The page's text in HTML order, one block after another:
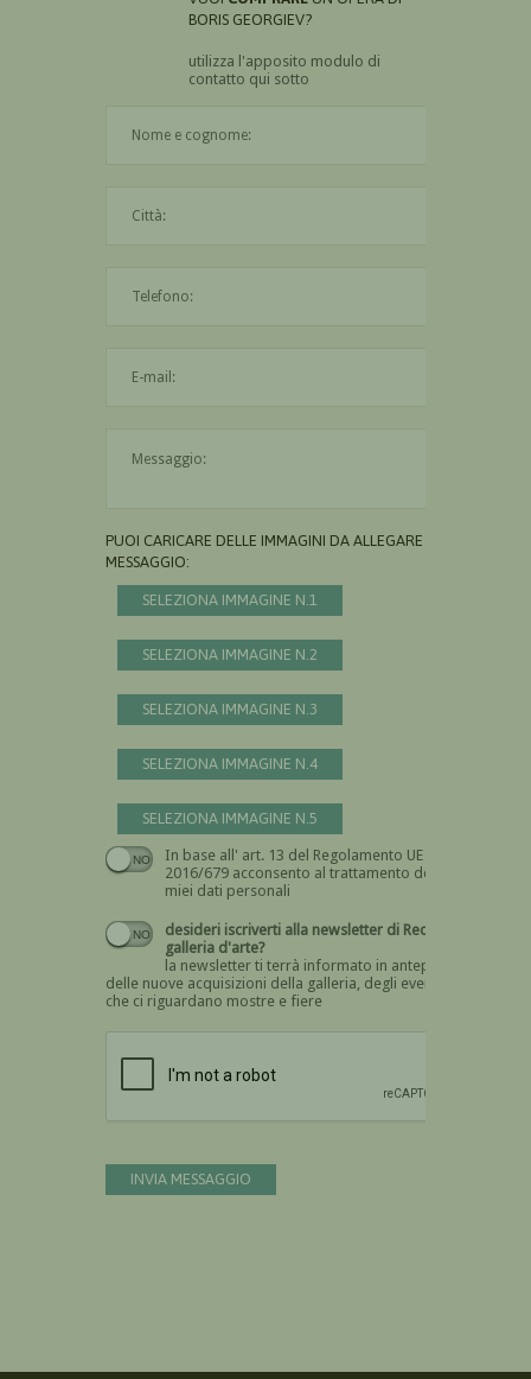
BORIS GEORGIEV?
utilizza l'apposito modulo di
contatto qui sotto
PUOI CARICARE DELLE IMMAGINI DA ALLEGARE AL
MESSAGGIO:
SELEZIONA IMMAGINE N.1
SELEZIONA IMMAGINE N.2
SELEZIONA IMMAGINE N.3
SELEZIONA IMMAGINE N.4
SELEZIONA IMMAGINE N.5
In base all' art. 13 del Regolamento UE n.
2016/679 acconsento al trattamento dei
miei dati personali
Devi dare il consenso
desideri iscriverti alla newsletter di Recta
galleria d'arte?
la newsletter ti terrà informato in anteprima
delle nuove acquisizioni della galleria, degli eventi
che ci riguardano mostre e fiere
INVIA MESSAGGIO